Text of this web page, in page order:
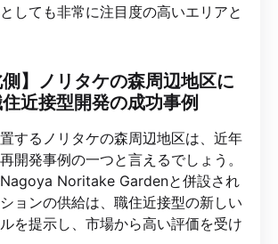
しても非常に注目度の高いエリアと
側】ノリタケの森周辺地区に
近接型開発の成功事例
するノリタケの森周辺地区は、近年
開発事例の一つと言えるでしょう。
Noritake Gardenと併設され
ョンの供給は、職住近接型の新しい
を提示し、市場から高い評価を受け